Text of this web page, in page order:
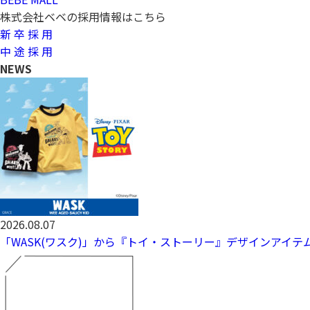
株式会社ベベの採用情報はこちら
新 卒 採 用
中 途 採 用
NEWS
2026.08.07
「WASK(ワスク)」から『トイ・ストーリー』デザインアイテ